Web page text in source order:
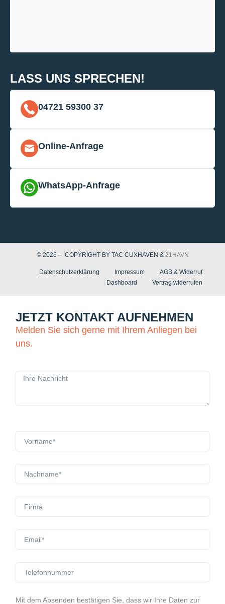
LASS UNS SPRECHEN!
04721 59300 37
Online-Anfrage
WhatsApp-Anfrage
© 2026 – COPYRIGHT BY TAC CUXHAVEN & 21HAVN
Datenschutzerklärung Impressum
AGB & Widerruf
Dashboard
Vertrag widerrufen
JETZT KONTAKT AUFNEHMEN
Melden Sie sich gerne mit Ihrem Anliegen bei
uns.
Mit dem Absenden bestätigen Sie, dass wir Ihre Daten zur